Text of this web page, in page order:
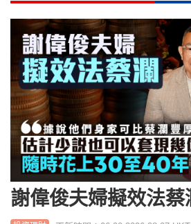
謝偉俊夫婦擬效法蔡